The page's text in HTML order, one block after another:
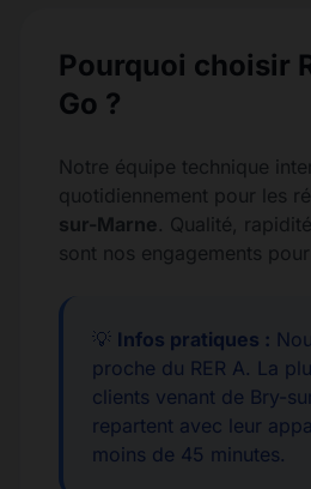
Pourquoi choisir
Go ?
Notre équipe technique
quotidiennement pour les
sur-Marne. Qualité,
sont nos engagements
💡 Infos pratiques :
proche du RER A. La
clients venant de Bry-
repartent avec leur
moins de 45 minutes.